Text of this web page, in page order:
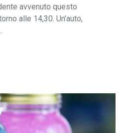
avvenuto questo
alle 14,30. Un’auto,